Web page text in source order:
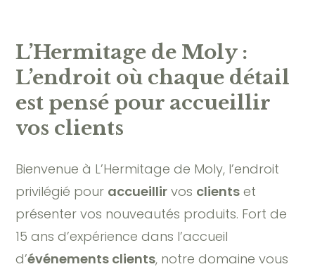
L’Hermitage de Moly :
L’endroit où chaque détail
est pensé pour accueillir
vos clients
Bienvenue à L’Hermitage de Moly, l’endroit
privilégié pour accueillir vos clients et
présenter vos nouveautés produits. Fort de
15 ans d’expérience dans l’accueil
d’événements clients, notre domaine vous